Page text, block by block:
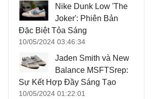
Nike Dunk Low 'The
Joker': Phiên Bản
Đặc Biệt Tỏa Sáng
10/05/2024 03:46:34
Jaden Smith và New
Balance MSFTSrep:
Sự Kết Hợp Đầy Sáng Tạo
10/05/2024 01:22:01